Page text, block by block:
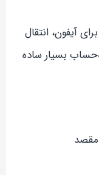
آیفون، انتقال
بسیار ساده
مقصد